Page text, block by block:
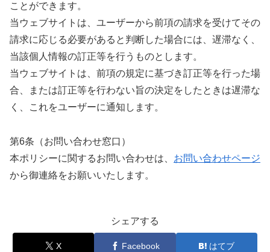
ことができます。
当ウェブサイトは、ユーザーから前項の請求を受けてその
請求に応じる必要があると判断した場合には、遅滞なく、
当該個人情報の訂正等を行うものとします。
当ウェブサイトは、前項の規定に基づき訂正等を行った場
合、または訂正等を行わない旨の決定をしたときは遅滞な
く、これをユーザーに通知します。
第6条（お問い合わせ窓口）
本ポリシーに関するお問い合わせは、 お問い合わせページ
から御連絡をお願いいたします。
シェアする
X Facebook はてブ